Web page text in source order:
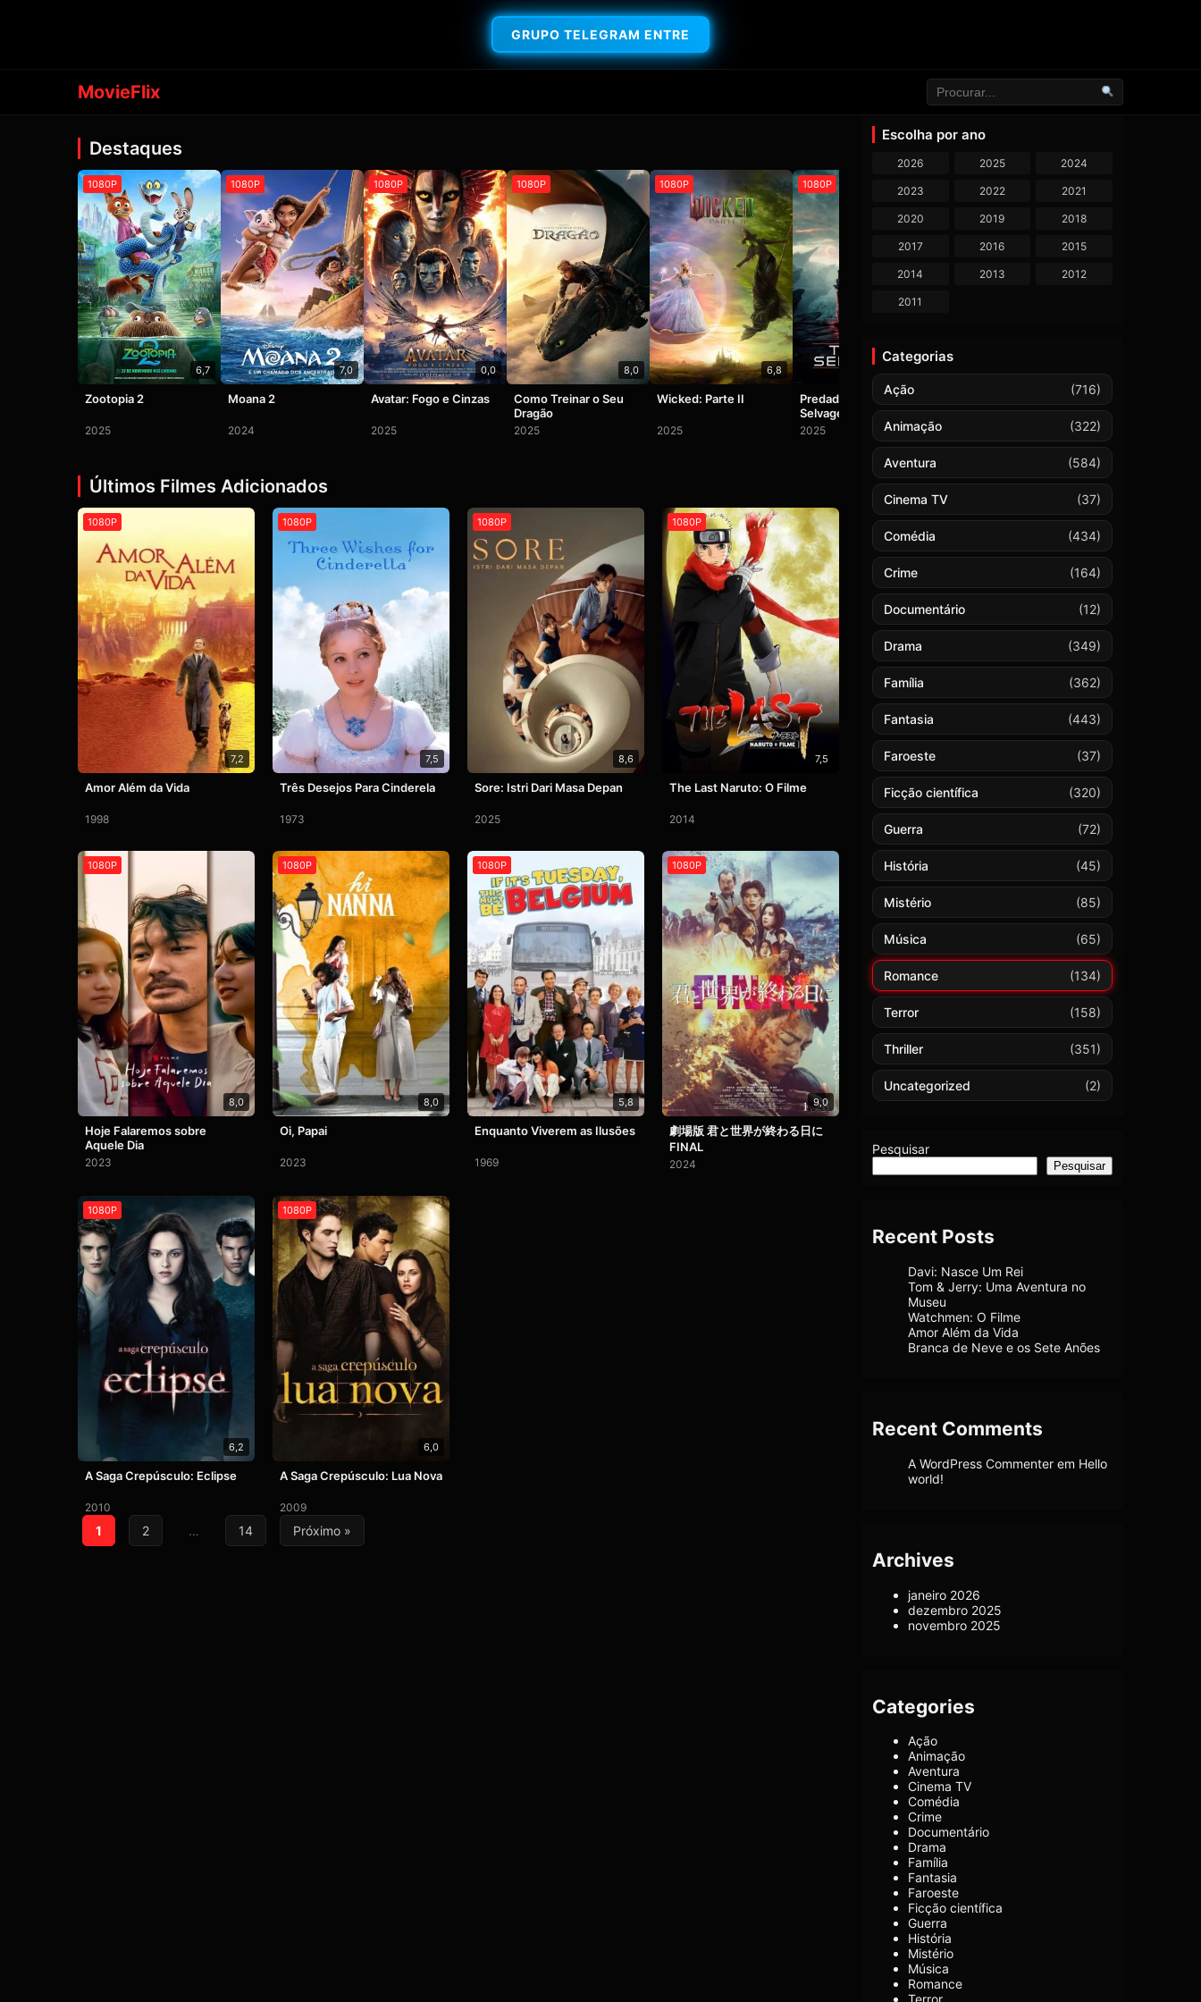
GRUPO TELEGRAM ENTRE
MovieFlix
Destaques
1080P
6,7
Zootopia 2
2025
1080P
7,0
Moana 2
2024
1080P
0,0
Avatar: Fogo e Cinzas
2025
1080P
8,0
Como Treinar o Seu
Dragão
2025
1080P
6,8
Wicked: Parte II
2025
1080P
Predador: Terras
Selvagens
2025
Últimos Filmes Adicionados
1080P
7,2
Amor Além da Vida
1998
1080P
7,5
Três Desejos Para Cinderela
1973
1080P
8,6
Sore: Istri Dari Masa Depan
2025
1080P
7,5
The Last Naruto: O Filme
2014
1080P
8,0
Hoje Falaremos sobre
Aquele Dia
2023
1080P
8,0
Oi, Papai
2023
1080P
5,8
Enquanto Viverem as Ilusões
1969
1080P
9,0
劇場版 君と世界が終わる日に
FINAL
2024
1080P
6,2
A Saga Crepúsculo: Eclipse
2010
1080P
6,0
A Saga Crepúsculo: Lua Nova
2009
Paginação
1 2 … 14 Próximo »
Escolha por ano
2026 2025 2024
2023 2022 2021
2020 2019 2018
2017 2016 2015
2014 2013 2012
2011
Categorias
Ação (716)
Animação (322)
Aventura (584)
Cinema TV (37)
Comédia (434)
Crime (164)
Documentário (12)
Drama (349)
Família (362)
Fantasia (443)
Faroeste (37)
Ficção científica (320)
Guerra (72)
História (45)
Mistério (85)
Música (65)
Romance (134)
Terror (158)
Thriller (351)
Uncategorized (2)
Pesquisar
Pesquisar
Recent Posts
Davi: Nasce Um Rei
Tom & Jerry: Uma Aventura no
Museu
Watchmen: O Filme
Amor Além da Vida
Branca de Neve e os Sete Anões
Recent Comments
A WordPress Commenter em Hello
world!
Archives
janeiro 2026
dezembro 2025
novembro 2025
Categories
Ação
Animação
Aventura
Cinema TV
Comédia
Crime
Documentário
Drama
Família
Fantasia
Faroeste
Ficção científica
Guerra
História
Mistério
Música
Romance